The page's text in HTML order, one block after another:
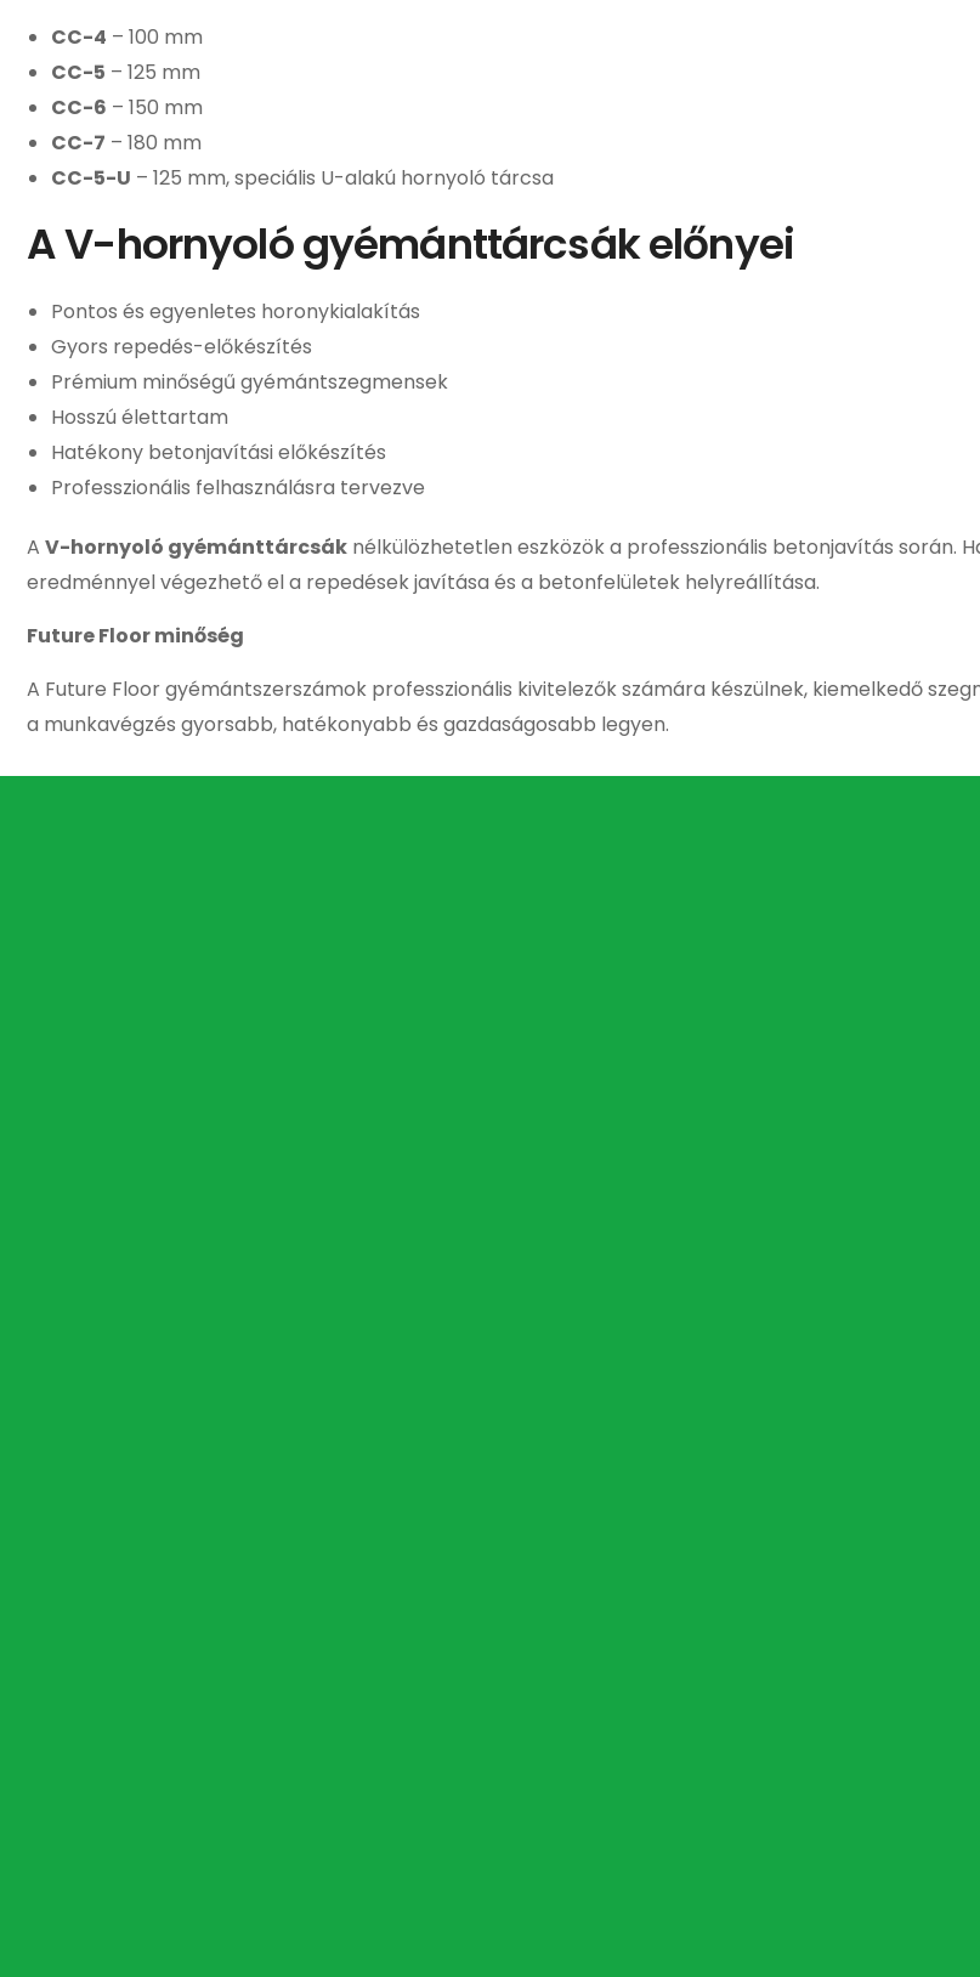
CC-4 – 100 mm
CC-5 – 125 mm
CC-6 – 150 mm
CC-7 – 180 mm
CC-5-U – 125 mm, speciális U-alakú hornyoló tárcsa
A V-hornyoló gyémánttárcsák előnyei
Pontos és egyenletes horonykialakítás
Gyors repedés-előkészítés
Prémium minőségű gyémántszegmensek
Hosszú élettartam
Hatékony betonjavítási előkészítés
Professzionális felhasználásra tervezve
A V-hornyoló gyémánttárcsák nélkülözhetetlen eszközök a professzionális betonjavítás során.
eredménnyel végezhető el a repedések javítása és a betonfelületek helyreállítása.
Future Floor minőség
A Future Floor gyémántszerszámok professzionális kivitelezők számára készülnek, kiemelkedő
a munkavégzés gyorsabb, hatékonyabb és gazdaságosabb legyen.